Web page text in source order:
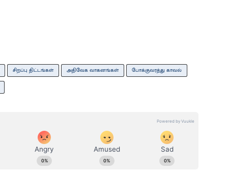
சிறப்பு திட்டங்கள் அதிவேக வாகனங்கள் போக்குவரத்து காவல்